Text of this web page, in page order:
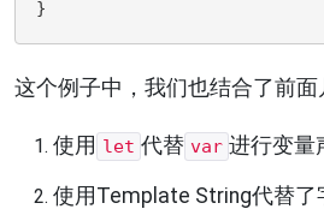
这个例子中，我们也结合了前面
使用 let 代替 var 进行变量
使用Template String代替了